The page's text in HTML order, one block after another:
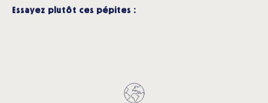
Essayez plutôt ces pépites :